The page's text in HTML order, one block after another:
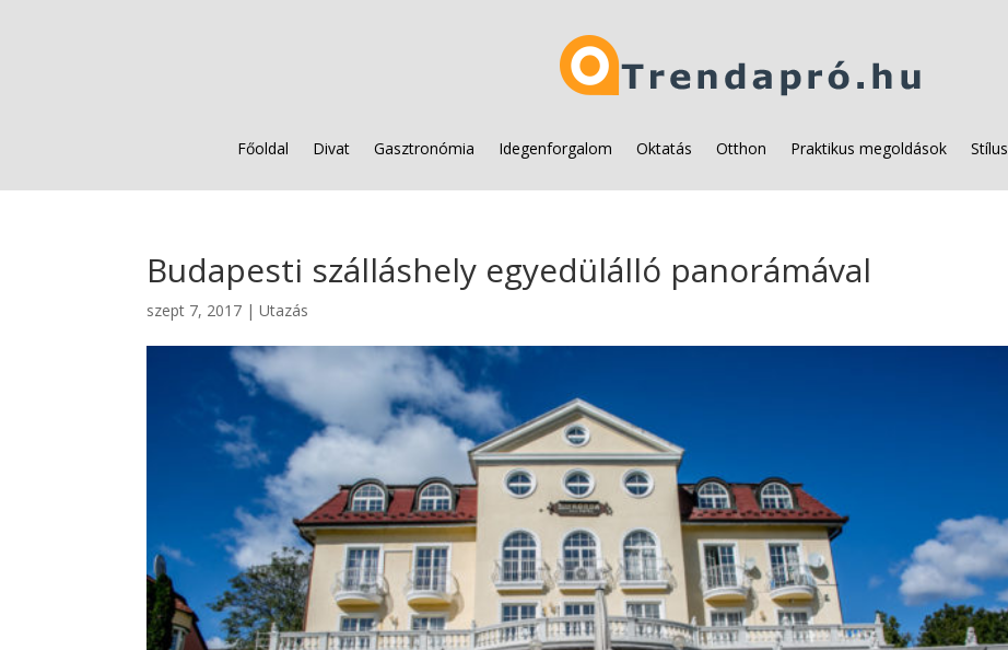
Főoldal Divat Gasztronómia Idegenforgalom Oktatás Otthon Praktikus megoldások Stílus
Budapesti szálláshely egyedülálló panorámával
szept 7, 2017 |Utazás